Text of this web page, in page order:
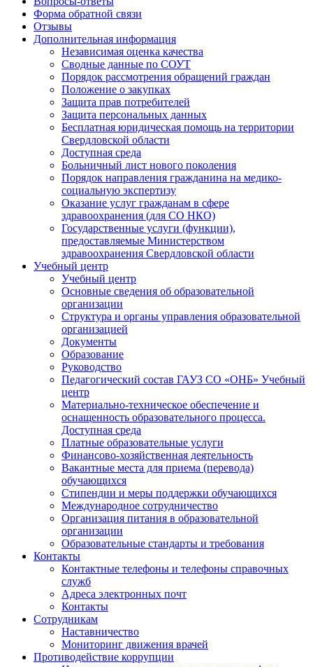
Форма обратной связи
Отзывы
Дополнительная информация
Независимая оценка качества
Сводные данные по СОУТ
Порядок рассмотрения обращений граждан
Положение о закупках
Защита прав потребителей
Защита персональных данных
Бесплатная юридическая помощь на территории
Свердловской области
Доступная среда
Больничный лист нового поколения
Порядок направления гражданина на медико-
социальную экспертизу
Оказание услуг гражданам в сфере
здравоохранения (для СО НКО)
Государственные услуги (функции),
предоставляемые Министерством
здравоохранения Свердловской области
Учебный центр
Учебный центр
Основные сведения об образовательной
организации
Структура и органы управления образовательной
организацией
Документы
Образование
Руководство
Педагогический состав ГАУЗ СО «ОНБ» Учебный
центр
Материально-техническое обеспечение и
оснащенность образовательного процесса.
Доступная среда
Платные образовательные услуги
Финансово-хозяйственная деятельность
Вакантные места для приема (перевода)
обучающихся
Стипендии и меры поддержки обучающихся
Международное сотрудничество
Организация питания в образовательной
организации
Образовательные стандарты и требования
Контакты
Контактные телефоны и телефоны справочных
служб
Адреса электронных почт
Контакты
Сотрудникам
Наставничество
Мониторинг движения врачей
Противодействие коррупции